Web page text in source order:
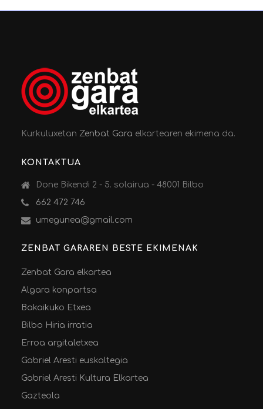
KurkuluxetanZenbat Gara elkartearen ekimena da.
KONTAKTUA
Done Bikendi 2 - 5. solairua - 48001 Bilbo
662 472 746
umegunea@gmail.com
ZENBAT GARAREN BESTE EKIMENAK
Zenbat Gara elkartea
Algara konpartsa
Bakaikuko Etxea
Bilbo Hiria irratia
Erroa argitaletxea
Gabriel Aresti euskaltegia
Gabriel Aresti Kultura Elkartea
Gazteola